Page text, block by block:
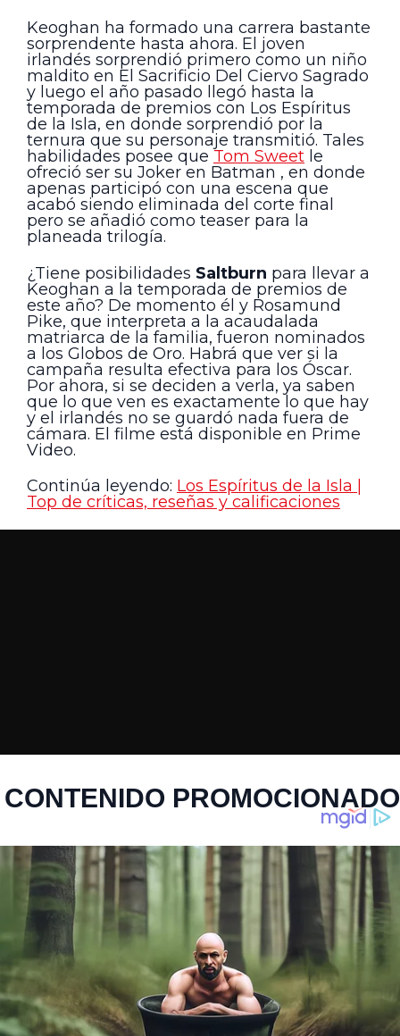
Keoghan ha formado una carrera bastante
sorprendente hasta ahora. El joven
irlandés sorprendió primero como un niño
maldito en El Sacrificio Del Ciervo Sagrado
y luego el año pasado llegó hasta la
temporada de premios con Los Espíritus
de la Isla, en donde sorprendió por la
ternura que su personaje transmitió. Tales
habilidades posee que Tom Sweet le
ofreció ser su Joker en Batman , en donde
apenas participó con una escena que
acabó siendo eliminada del corte final
pero se añadió como teaser para la
planeada trilogía.
¿Tiene posibilidades Saltburn para llevar a
Keoghan a la temporada de premios de
este año? De momento él y Rosamund
Pike, que interpreta a la acaudalada
matriarca de la familia, fueron nominados
a los Globos de Oro. Habrá que ver si la
campaña resulta efectiva para los Óscar.
Por ahora, si se deciden a verla, ya saben
que lo que ven es exactamente lo que hay
y el irlandés no se guardó nada fuera de
cámara. El filme está disponible en Prime
Video.
Continúa leyendo: Los Espíritus de la Isla |
Top de críticas, reseñas y calificaciones